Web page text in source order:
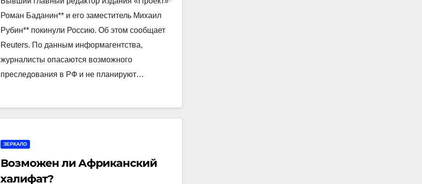
преследований
Роман Баданин** и его заместитель Михаил
Рубин** покинули Россию. Об этом сообщает
Reuters. По данным информагентства,
журналисты опасаются возможного
преследования в РФ и не планируют…
ЗЕРКАЛО
Возможен ли Африканский
халифат?